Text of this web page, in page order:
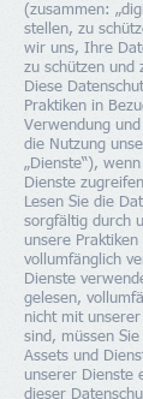
(zusammen:
stellen, zu
wir uns, Ihre
zu schützen und
Diese
Praktiken in
Verwendung
die Nutzung
„Dienste“),
Dienste
Lesen Sie die
sorgfältig durch
unsere
vollumfänglich
Dienste
gelesen,
nicht mit
sind, müssen
Assets und
unserer Dienste
dieser